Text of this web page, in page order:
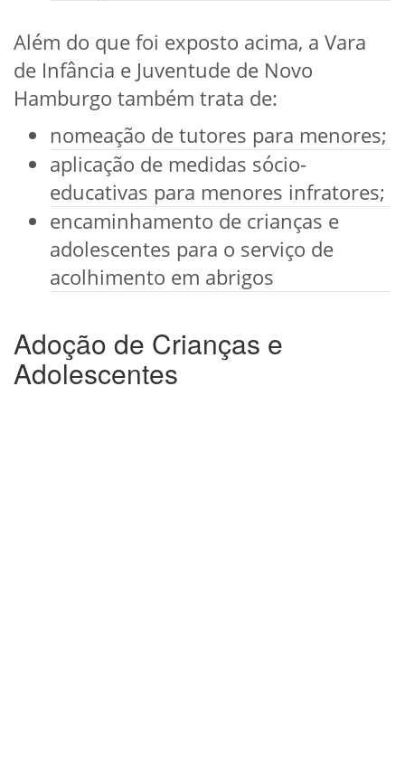
Além do que foi exposto acima, a Vara
de Infância e Juventude de Novo
Hamburgo também trata de:
nomeação de tutores para menores;
aplicação de medidas sócio-
educativas para menores infratores;
encaminhamento de crianças e
adolescentes para o serviço de
acolhimento em abrigos
Adoção de Crianças e
Adolescentes